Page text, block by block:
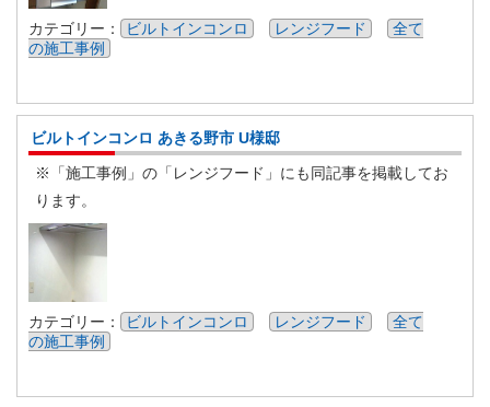
カテゴリー： ビルトインコンロ レンジフード
全て
の施工事例
ビルトインコンロ あきる野市 U様邸
※「施工事例」の「レンジフード」にも同記事を掲載してお
ります。
カテゴリー： ビルトインコンロ レンジフード
全て
の施工事例